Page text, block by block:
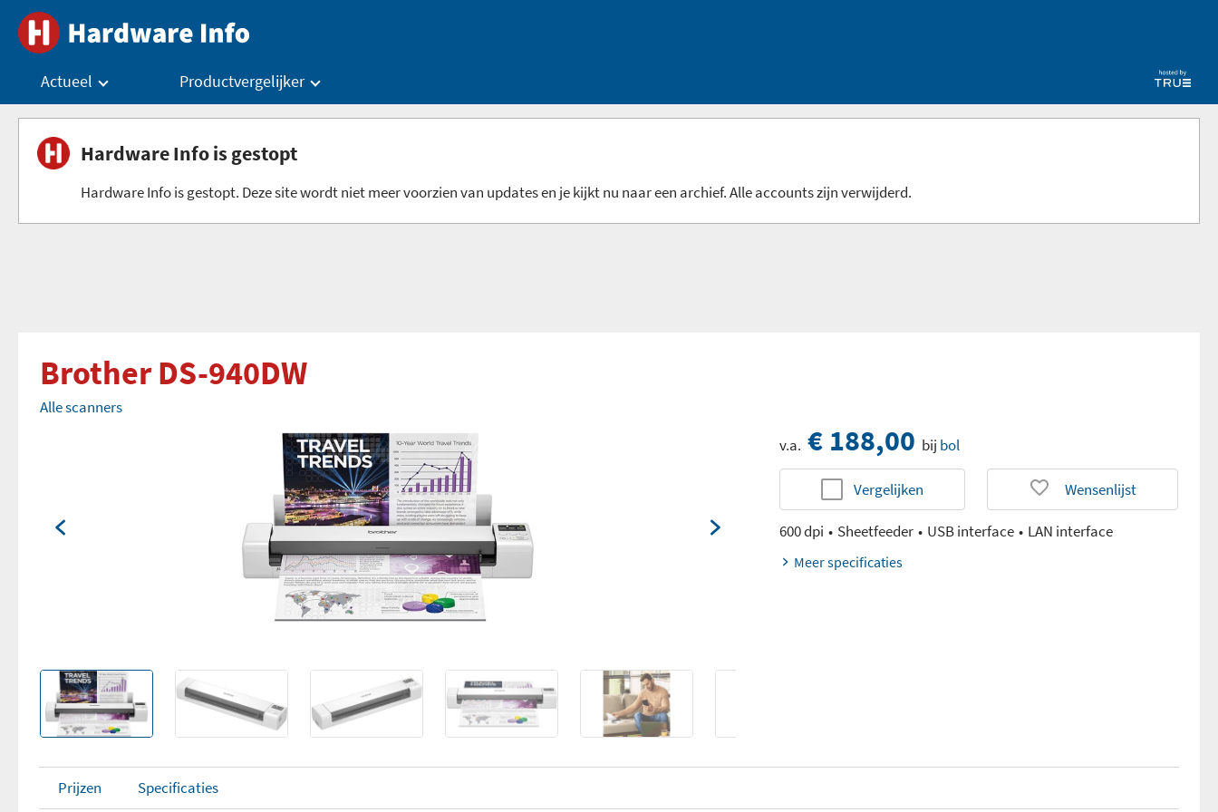
Actueel Productvergelijker
Hardware Info is gestopt
Hardware Info is gestopt. Deze site wordt niet meer voorzien van updates en je kijkt nu naar een archief. Alle accounts zijn verwijderd.
Brother DS-940DW
Alle scanners
v.a. € 188,00 bij bol
Vergelijken Wensenlijst
600 dpi Sheetfeeder USB interface LAN interface
Meer specificaties
Prijzen Specificaties